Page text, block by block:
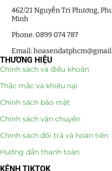
462/21 Nguyễn Tri Phương,
Minh
Phone: 0899 074 787
Email:
THƯƠNG HIỆU
Chính sách và điều khoản
Thắc mắc và khiếu nại
Chính sách bảo mật
Chính sách vận chuyển
Chính sách đổi trả và hoàn tiền
Hướng dẫn thanh toán
KÊNH TIKTOK